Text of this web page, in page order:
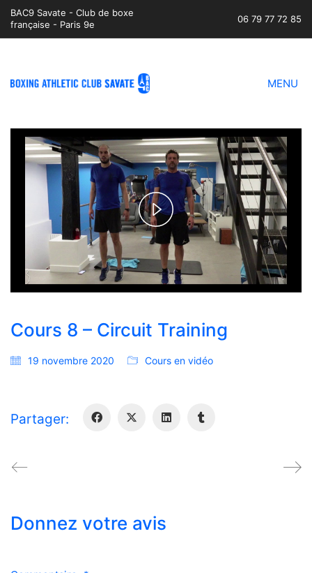
BAC9 Savate - Club de boxe
française - Paris 9e
06 79 77 72 85
MENU
Play
Video
Cours 8 – Circuit Training
19 novembre 2020 Cours en vidéo
Partager:
Donnez votre avis